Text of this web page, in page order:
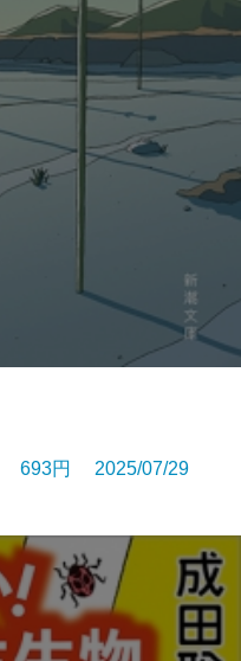
693円 2025/07/29